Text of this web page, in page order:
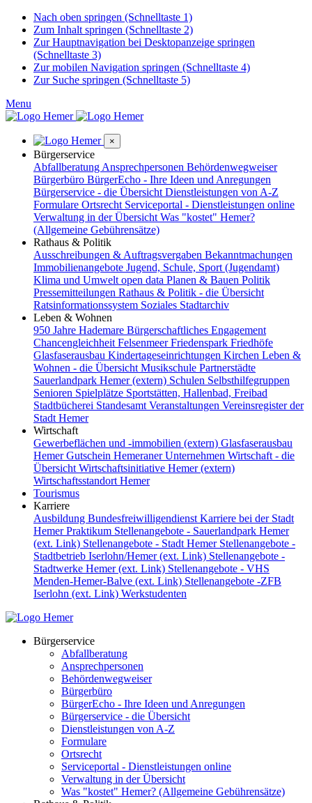
Nach oben springen (Schnelltaste 1)
Zum Inhalt springen (Schnelltaste 2)
Zur Hauptnavigation bei Desktopanzeige springen
(Schnelltaste 3)
Zur mobilen Navigation springen (Schnelltaste 4)
Zur Suche springen (Schnelltaste 5)
Menu
×
Bürgerservice
Abfallberatung Ansprechpersonen Behördenwegweiser
Bürgerbüro BürgerEcho - Ihre Ideen und Anregungen
Bürgerservice - die Übersicht Dienstleistungen von A-Z
Formulare Ortsrecht Serviceportal - Dienstleistungen online
Verwaltung in der Übersicht Was "kostet" Hemer?
(Allgemeine Gebührensätze)
Rathaus & Politik
Ausschreibungen & Auftragsvergaben Bekanntmachungen
Immobilienangebote Jugend, Schule, Sport (Jugendamt)
Klima und Umwelt open data Planen & Bauen Politik
Pressemitteilungen Rathaus & Politik - die Übersicht
Ratsinformationssystem Soziales Stadtarchiv
Leben & Wohnen
950 Jahre Hademare Bürgerschaftliches Engagement
Chancengleichheit FelsenmeerFriedenspark Friedhöfe
Glasfaserausbau Kindertageseinrichtungen Kirchen Leben &
Wohnen - die Übersicht Musikschule Partnerstädte
Sauerlandpark Hemer (extern) Schulen Selbsthilfegruppen
Senioren Spielplätze Sportstätten, Hallenbad, Freibad
Stadtbücherei Standesamt Veranstaltungen Vereinsregister der
Stadt Hemer
Wirtschaft
Gewerbeflächen und -immobilien (extern) Glasfaserausbau
Hemer Gutschein Hemeraner Unternehmen Wirtschaft - die
Übersicht Wirtschaftsinitiative Hemer (extern)
Wirtschaftsstandort Hemer
Tourismus
Karriere
Ausbildung Bundesfreiwilligendienst Karriere bei der Stadt
HemerPraktikum Stellenangebote - Sauerlandpark Hemer
(ext. Link) Stellenangebote - Stadt Hemer Stellenangebote -
Stadtbetrieb Iserlohn/Hemer (ext. Link) Stellenangebote -
Stadtwerke Hemer (ext. Link) Stellenangebote - VHS
Menden-Hemer-Balve (ext. Link) Stellenangebote -ZFB
Iserlohn (ext. Link) Werkstudenten
Bürgerservice
Abfallberatung
Ansprechpersonen
Behördenwegweiser
Bürgerbüro
BürgerEcho - Ihre Ideen und Anregungen
Bürgerservice - die Übersicht
Dienstleistungen von A-Z
Formulare
Ortsrecht
Serviceportal - Dienstleistungen online
Verwaltung in der Übersicht
Was "kostet" Hemer? (Allgemeine Gebührensätze)